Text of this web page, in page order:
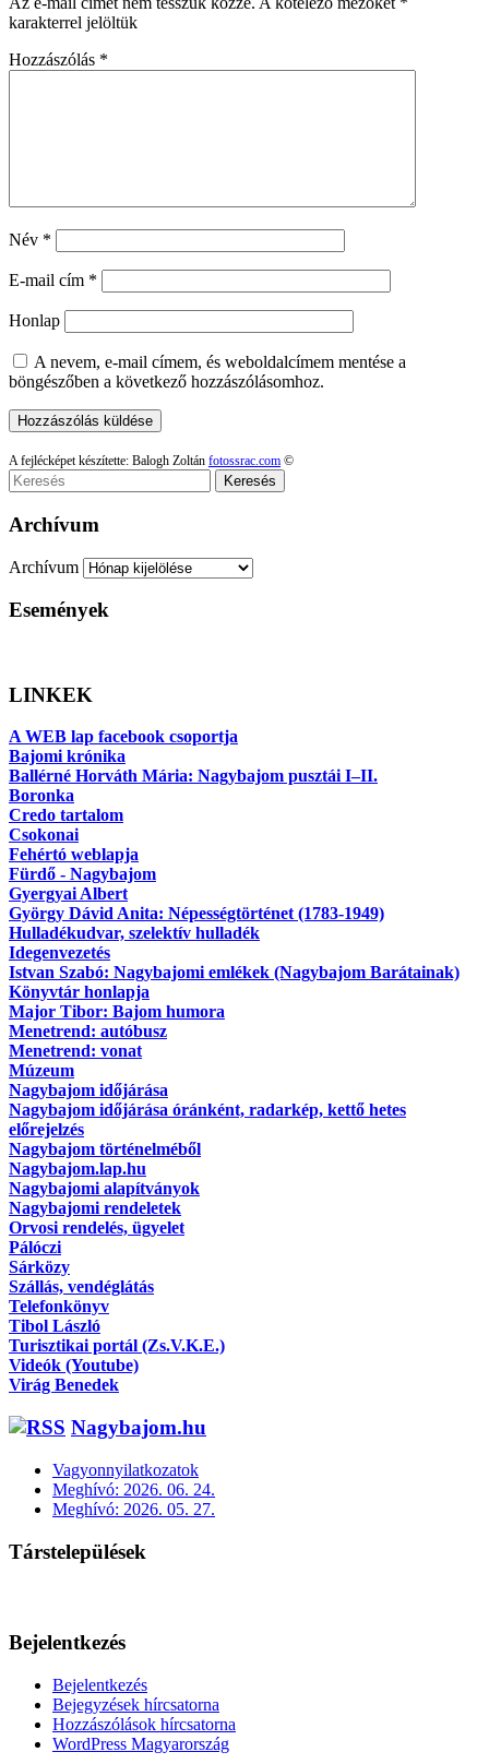
karakterrel jelöltük
Hozzászólás *
Név *
E-mail cím *
Honlap
A nevem, e-mail címem, és weboldalcímem mentése a
böngészőben a következő hozzászólásomhoz.
A fejlécképet készítette: Balogh Zoltán fotossrac.com ©
Keresés
Archívum
Archívum
Események
LINKEK
A WEB lap facebook csoportja
Bajomi krónika
Ballérné Horváth Mária: Nagybajom pusztái I–II.
Boronka
Credo tartalom
Csokonai
Fehértó weblapja
Fürdő - Nagybajom
Gyergyai Albert
György Dávid Anita: Népességtörténet (1783-1949)
Hulladékudvar, szelektív hulladék
Idegenvezetés
Istvan Szabó: Nagybajomi emlékek (Nagybajom Barátainak)
Könyvtár honlapja
Major Tibor: Bajom humora
Menetrend: autóbusz
Menetrend: vonat
Múzeum
Nagybajom időjárása
Nagybajom időjárása óránként, radarkép, kettő hetes
előrejelzés
Nagybajom történelméből
Nagybajom.lap.hu
Nagybajomi alapítványok
Nagybajomi rendeletek
Orvosi rendelés, ügyelet
Pálóczi
Sárközy
Szállás, vendéglátás
Telefonkönyv
Tibol László
Turisztikai portál (Zs.V.K.E.)
Videók (Youtube)
Virág Benedek
Nagybajom.hu
Vagyonnyilatkozatok
Meghívó: 2026. 06. 24.
Meghívó: 2026. 05. 27.
Társtelepülések
Bejelentkezés
Bejelentkezés
Bejegyzések hírcsatorna
Hozzászólások hírcsatorna
WordPress Magyarország